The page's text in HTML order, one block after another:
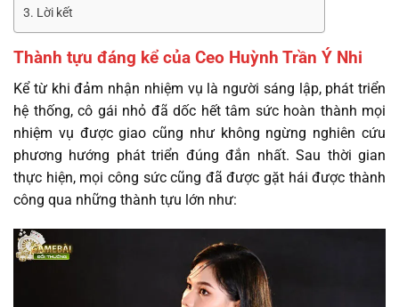
Lời kết
Thành tựu đáng kể của Ceo Huỳnh Trần Ý Nhi
Kể từ khi đảm nhận nhiệm vụ là người sáng lập, phát triển
hệ thống, cô gái nhỏ đã dốc hết tâm sức hoàn thành mọi
nhiệm vụ được giao cũng như không ngừng nghiên cứu
phương hướng phát triển đúng đắn nhất. Sau thời gian
thực hiện, mọi công sức cũng đã được gặt hái được thành
công qua những thành tựu lớn như: